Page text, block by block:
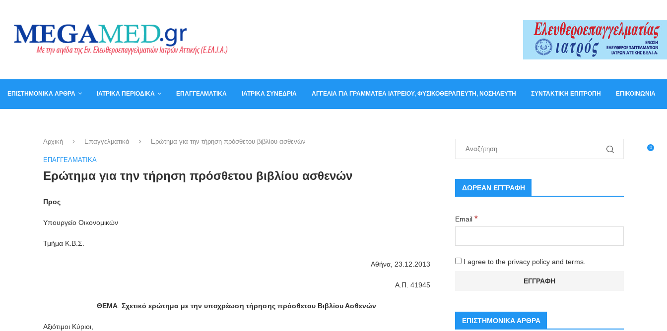
ΕΠΙΣΤΗΜΟΝΙΚΆ ΆΡΘΡΑ ΙΑΤΡΙΚΆ ΠΕΡΙΟΔΙΚΆ ΕΠΑΓΓΕΛΜΑΤΙΚΆ ΙΑΤΡΙΚΆ ΣΥΝΈΔΡΙΑ ΑΓΓΕΛΊΑ ΓΙΑ ΓΡΑΜΜΑΤΈΑ ΙΑΤΡΕΊΟΥ, ΦΥΣΙΚΟΘΕΡΑΠΕΥΤΉ, ΝΟΣΗΛΕΥΤΉ ΣΥΝΤΑΚΤΙΚΉ ΕΠΙΤΡΟΠΉ ΕΠΙΚΟΙΝΩΝΊΑ
0
Αρχική Επαγγελματικά Ερώτημα για την τήρηση πρόσθετου βιβλίου ασθενών
ΕΠΑΓΓΕΛΜΑΤΙΚΆ
Ερώτημα για την τήρηση πρόσθετου βιβλίου ασθενών
Προς
Υπουργείο Οικονομικών
Τμήμα Κ.Β.Σ.
Αθήνα, 23.12.2013
Α.Π. 41945
ΘΕΜΑ:Σχετικό ερώτημα με την υποχρέωση τήρησης πρόσθετου Βιβλίου Ασθενών
Αξιότιμοι Κύριοι,
ΔΩΡΕΑΝ ΕΓΓΡΑΦΗ
Email *
I agree to the privacy policy and terms.
ΕΠΙΣΤΗΜΟΝΙΚΑ ΑΡΘΡΑ